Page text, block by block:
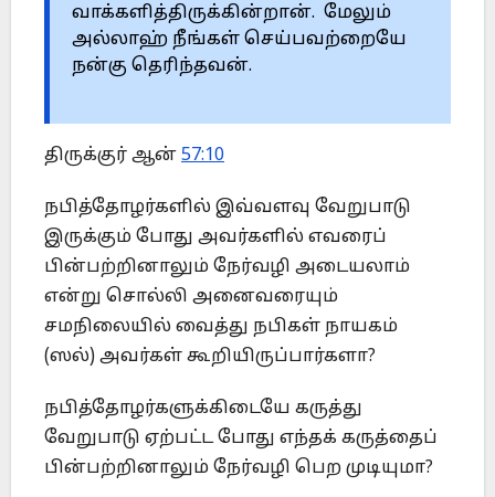
வாக்களித்திருக்கின்றான். மேலும்
அல்லாஹ் நீங்கள் செய்பவற்றையே
நன்கு தெரிந்தவன்.
திருக்குர் ஆன் 57:10
நபித்தோழர்களில் இவ்வளவு வேறுபாடு
இருக்கும் போது அவர்களில் எவரைப்
பின்பற்றினாலும் நேர்வழி அடையலாம்
என்று சொல்லி அனைவரையும்
சமநிலையில் வைத்து நபிகள் நாயகம்
(ஸல்) அவர்கள் கூறியிருப்பார்களா?
நபித்தோழர்களுக்கிடையே கருத்து
வேறுபாடு ஏற்பட்ட போது எந்தக் கருத்தைப்
பின்பற்றினாலும் நேர்வழி பெற முடியுமா?